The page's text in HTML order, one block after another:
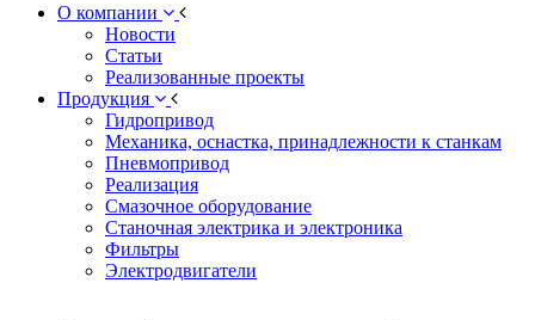
О компании
Новости
Статьи
Реализованные проекты
Продукция
Гидропривод
Механика, оснастка, принадлежности к станкам
Пневмопривод
Реализация
Смазочное оборудование
Станочная электрика и электроника
Фильтры
Электродвигатели